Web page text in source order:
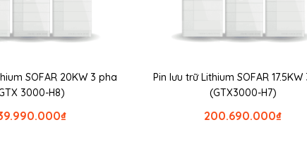
SOFAR 20KW 3 pha
3000-H8)
₫
Pin lưu trữ Lithium SOFAR
(GTX3000-H7)
₫
200.690.000